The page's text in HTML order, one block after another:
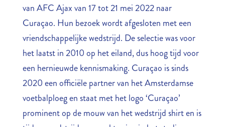
van AFC Ajax van 17 tot 21 mei 2022 naar
Curaçao. Hun bezoek wordt afgesloten met een
vriendschappelijke wedstrijd. De selectie was voor
het laatst in 2010 op het eiland, dus hoog tijd voor
een hernieuwde kennismaking. Curaçao is sinds
2020 een officiële partner van het Amsterdamse
voetbalploeg en staat met het logo ‘Curaçao’
prominent op de mouw van het wedstrijd shirt en is